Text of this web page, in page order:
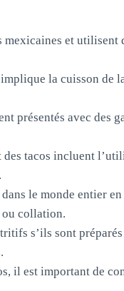
et
la cuisson de
présentés avec des
tacos incluent
le monde entier
collation.
s’ils sont
il est important de